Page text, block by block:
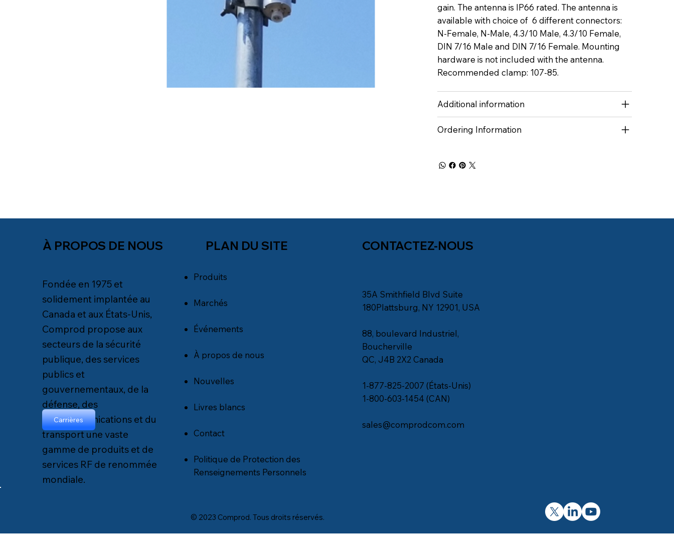
gain. The antenna is IP66 rated. The antenna is
available with choice of 6 different connectors:
N-Female, N-Male, 4.3/10 Male, 4.3/10 Female,
DIN 7/16 Male and DIN 7/16 Female. Mounting
hardware is not included with the antenna.
Recommended clamp: 107-85.
Additional information
Ordering Information
À PROPOS DE NOUS
Fondée en 1975 et
solidement implantée au
Canada et aux États-Unis,
Comprod propose aux
secteurs de la sécurité
publique, des services
publics et
gouvernementaux, de la
défense, des
télécommunications et du
transport une vaste
gamme de produits et de
services RF de renommée
mondiale.
Carrières
PLAN DU SITE
Produits
Marchés
Événements
À propos de nous
Nouvelles
Livres blancs
Contact
Politique de Protection des
Renseignements Personnels
CONTACTEZ-NOUS
35A Smithfield Blvd Suite
180Plattsburg, NY 12901, USA
88, boulevard Industriel,
Boucherville
QC, J4B 2X2 Canada
1-877-825-2007 (États-Unis)
1-800-603-1454 (CAN)
sales@comprodcom.com
© 2023 Comprod. Tous droits réservés.